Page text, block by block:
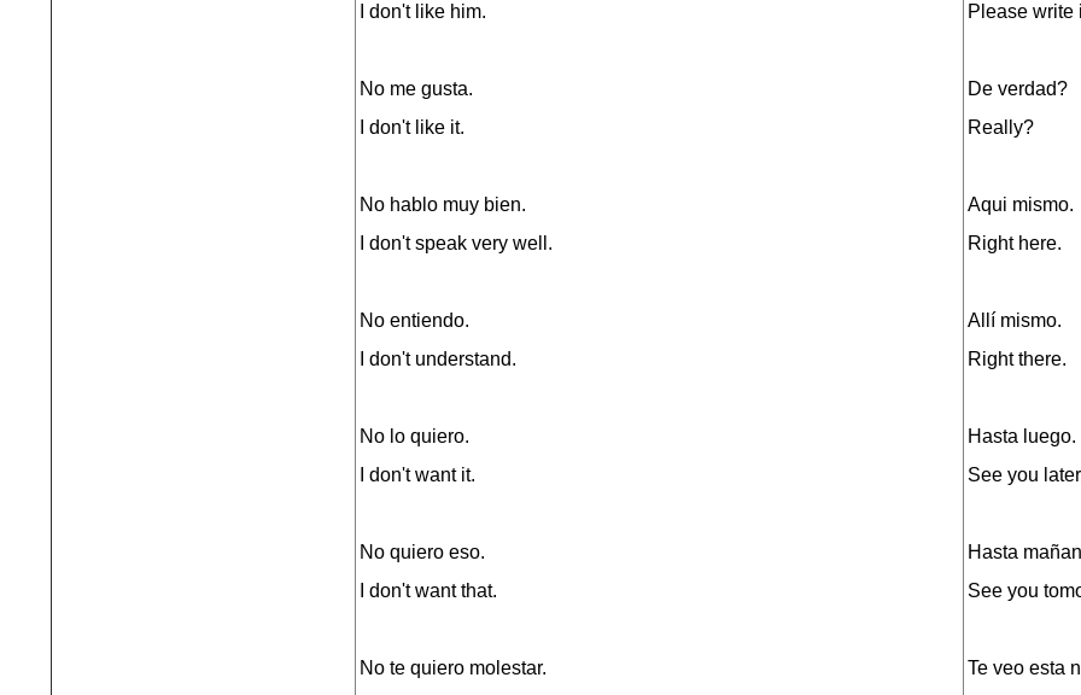
I don't like him.
No me gusta.
I don't like it.
No hablo muy bien.
I don't speak very well.
No entiendo.
I don't understand.
No lo quiero.
I don't want it.
No quiero eso.
I don't want that.
No te quiero molestar.
Please write
De verdad?
Really?
Aqui mismo.
Right here.
Allí mismo.
Right there.
Hasta luego.
See you
Hasta
See you
Te veo esta